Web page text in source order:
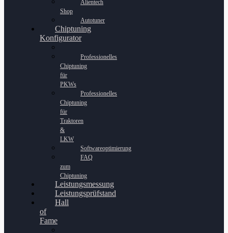
Alientech
Shop
Autotuner
Chiptuning
Konfigurator
Professionelles
Chiptuning
für
PKWs
Professionelles
Chiptuning
für
Traktoren
&
LKW
Softwareoptimierung
FAQ
zum
Chiptuning
Leistungsmessung
Leistungsprüfstand
Hall
of
Fame